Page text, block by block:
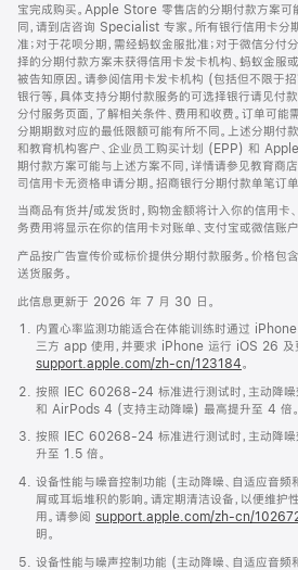
宝完成购买。Apple Store 零售店的分期付款方案
同，请到店咨询 Specialist 专家。所有银行信用卡分
准；对于花呗分期，需经蚂蚁金服批准；对于微信分付
择的分期付款方案未获得信用卡发卡机构、蚂蚁金服
被告知原因。请参阅信用卡发卡机构 (包括但不限于招
银行等，具体支持分期付款服务的可选择银行请见付
分付服务页面，了解相关条件、费用和收费。订单可能
分期期数对应的最低限额可能有所不同。上述分期付
和教育机构客户、企业员工购买计划 (EPP) 和
期付款方案可能与上述方案不同，详情请参见教育商
司信用卡无资格申请分期。招商银行分期付款单笔订
当商品有货并/或发货时，购物金额将计入你的信用卡
务费用将显示在你的信用卡对账单、支付宝或微信账户
产品按广告宣传价或标价提供分期付款服务。价格包
送货服务。
此信息更新于 2026 年 7 月 30 日。
内置心率监测功能适合在体能训练时通过
三方 app 使用，并要求 iPhone 运行 iOS 26 及
support.apple.com/zh-cn/123184。
按照 IEC 60268-24 标准进行测试时，主动降
和 AirPods 4 (支持主动降噪) 最高提升至 4 倍。
按照 IEC 60268-24 标准进行测试时，主动降噪
升至 1.5 倍。
设备性能与噪音控制功能 (主动降噪、自适应音
屑或耳垢堆积的影响。请定期清洁设备，以便维护
用。请参阅 support.apple.com/zh-cn/
明。
设备性能与噪声控制功能 (主动降噪、自适应音